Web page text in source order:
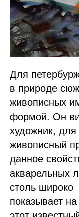
Для
в природе
живописных
формой. Он
художник, для
живописный
данное
акварельных
столь широко
показывает